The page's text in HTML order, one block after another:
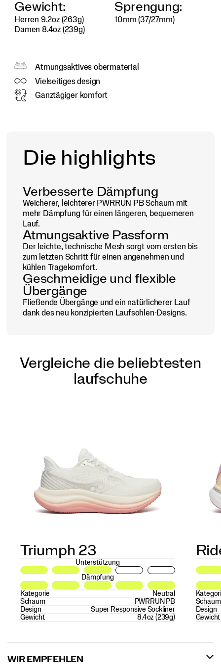
VIDEO ANSEHEN
Gewicht:
Herren 9.2oz (263g)
Damen 8.4oz (239g)
Sprengung:
10mm (37/27mm)
Atmungsaktives obermaterial
Vielseitiges design
Ganztägiger komfort
Die highlights
Verbesserte Dämpfung
Weicherer, leichterer PWRRUN PB Schaum mit
mehr Dämpfung für einen längeren, bequemeren
Lauf.
Atmungsaktive Passform
Der leichte, technische Mesh sorgt vom ersten bis
zum letzten Schritt für einen angenehmen und
kühlen Tragekomfort.
Geschmeidige und flexible
Übergänge
Fließende Übergänge und ein natürlicherer Lauf
dank des neu konzipierten Laufsohlen-Designs.
Vergleiche die beliebtesten
laufschuhe
Triumph 23
Unterstützung
Dämpfung
Kategorie
Neutral
Schaum
PWRRUN PB
Design
Super Responsive Sockliner
Gewicht
8.4oz (239g)
Schaum
Design
Gewicht
WIR EMPFEHLEN